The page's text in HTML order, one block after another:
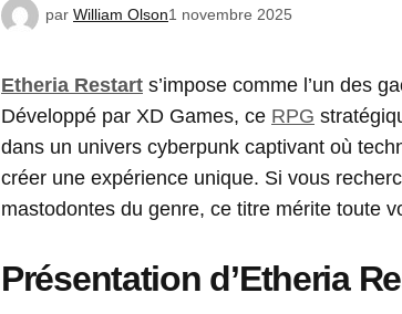
par William Olson1 novembre 2025
Etheria Restart s’impose comme l’un des
Développé par XD Games, ce RPG
dans un univers cyberpunk captivant où
créer une expérience unique. Si vous
mastodontes du genre, ce titre mérite toute
Présentation d’Etheria